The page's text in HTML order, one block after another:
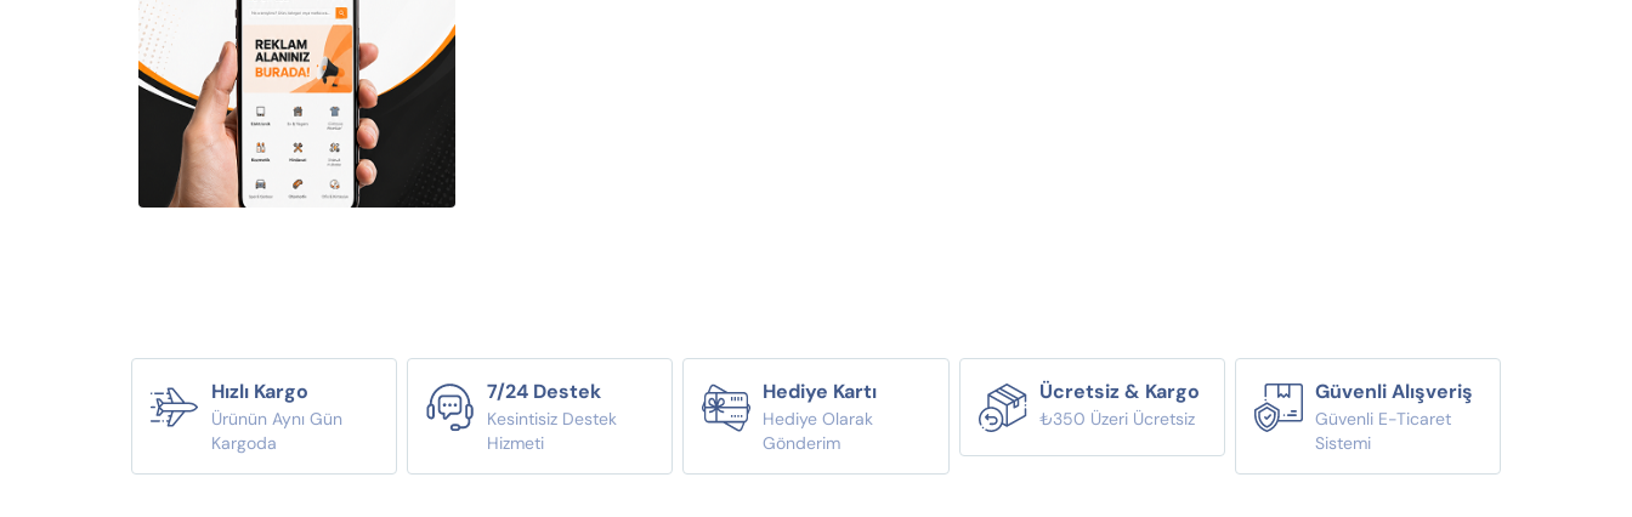
Hızlı Kargo
Ürünün Aynı Gün
Kargoda
7/24 Destek
Kesintisiz Destek
Hizmeti
Hediye Kartı
Hediye Olarak
Gönderim
Ücretsiz & Kargo
₺350 Üzeri Ücretsiz
Güvenli Alışveriş
Güvenli E-Ticaret
Sistemi